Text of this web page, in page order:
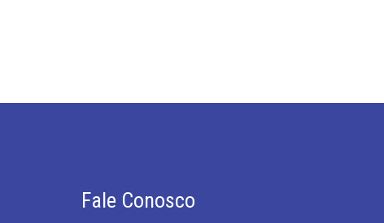
Fale Conosco